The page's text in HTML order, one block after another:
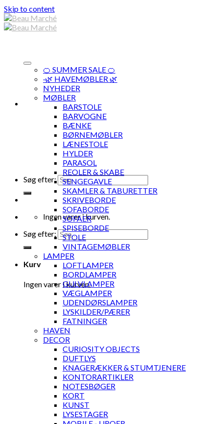
Skip to content
Søg efter:
Ingen varer i kurven.
Søg efter:
Kurv
Ingen varer i kurven.
🍊 SUMMER SALE 🍊
·🌿 HAVEMØBLER 🌿
NYHEDER
MØBLER
BARSTOLE
BARVOGNE
BÆNKE
BØRNEMØBLER
LÆNESTOLE
HYLDER
PARASOL
REOLER & SKABE
SENGEGAVLE
SKAMLER & TABURETTER
SKRIVEBORDE
SOFABORDE
SOFAER
SPISEBORDE
STOLE
VINTAGEMØBLER
LAMPER
LOFTLAMPER
BORDLAMPER
GULVLAMPER
VÆGLAMPER
UDENDØRSLAMPER
LYSKILDER/PÆRER
FATNINGER
HAVEN
DECOR
CURIOSITY OBJECTS
DUFTLYS
KNAGERÆKKER & STUMTJENERE
KONTORARTIKLER
NOTESBØGER
KORT
KUNST
LYSESTAGER